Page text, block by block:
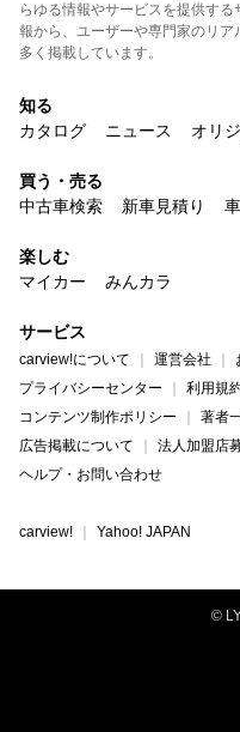
らゆる情報やサービスを提供す
報から、ユーザーや専門家のリ
多く掲載しています。
知る
カタログ
ニュース オリ
買う・売る
中古車検索
新車見積り
楽しむ
マイカー
みんカラ
サービス
carview!について 運営会社
プライバシーセンター
利用規
コンテンツ制作ポリシー
著者
広告掲載について
法人加盟店
ヘルプ・お問い合わせ
carview! Yahoo! JAPAN
©